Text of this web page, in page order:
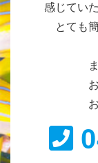
感じてい
とても